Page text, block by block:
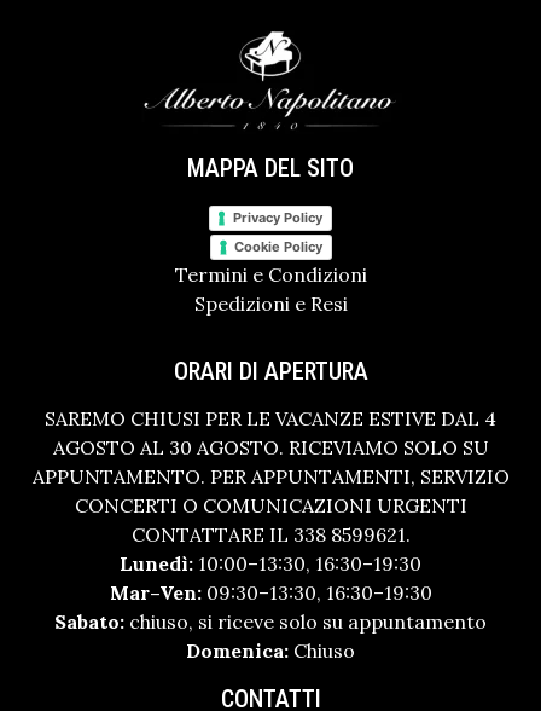
MAPPA DEL SITO
Privacy Policy
Cookie Policy
Termini e Condizioni
Spedizioni e Resi
ORARI DI APERTURA
SAREMO CHIUSI PER LE VACANZE ESTIVE DAL 4
AGOSTO AL 30 AGOSTO. RICEVIAMO SOLO SU
APPUNTAMENTO. PER APPUNTAMENTI, SERVIZIO
CONCERTI O COMUNICAZIONI URGENTI
CONTATTARE IL 338 8599621.
Lunedì: 10:00–13:30, 16:30–19:30
Mar–Ven:09:30–13:30, 16:30–19:30
Sabato: chiuso, si riceve solo su appuntamento
Domenica: Chiuso
CONTATTI